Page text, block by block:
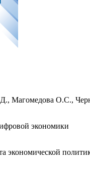
Магомедова О.С.,
экономики
экономической